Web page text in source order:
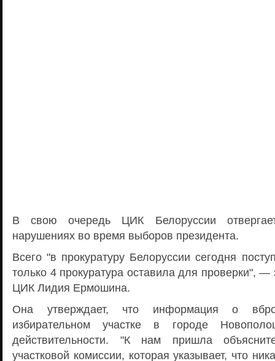
В свою очередь ЦИК Белоруссии
нарушениях во время выборов президента.
Всего "в прокуратуру Белоруссии сегодня
только 4 прокуратура оставила для проверки", —
ЦИК Лидия Ермошина.
Она утверждает, что информация о
избирательном участке в городе
действительности. "К нам пришла
участковой комиссии, которая указывает, что